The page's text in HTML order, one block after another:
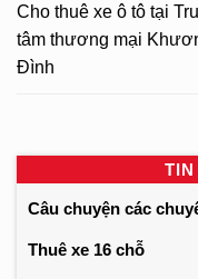
Cho thuê xe ô tô tại
tâm thương mại
Đình
TIN
Câu chuyện các
Thuê xe 16 chỗ